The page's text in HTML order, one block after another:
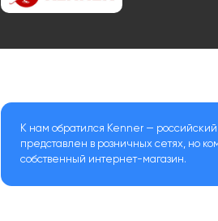
К нам обратился Kenner — российский
представлен в розничных сетях, но
собственный интернет-магазин.